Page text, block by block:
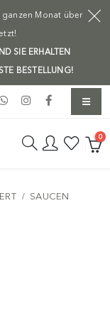
ganzen Monat über
SIE ERHALTEN
BESTELLUNG!
0
SAUCEN